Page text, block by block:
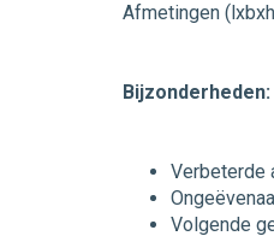
Afmetingen
Bijzonderheden:
Verbeterde
Volgende